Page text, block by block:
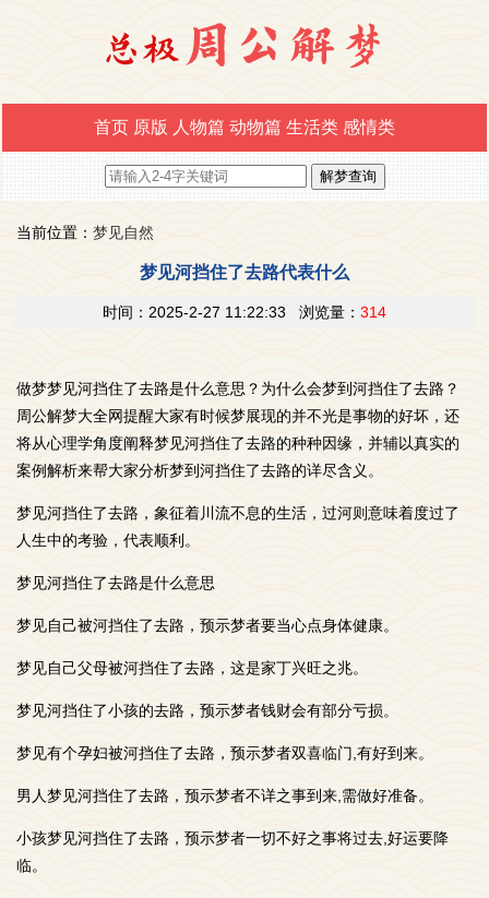
首页 原版 人物篇 动物篇 生活类 感情类
当前位置： 梦见自然
梦见河挡住了去路代表什么
时间：2025-2-27 11:22:33 浏览量： 314
做梦梦见河挡住了去路是什么意思？为什么会梦到河挡住了去路？
周公解梦大全网提醒大家有时候梦展现的并不光是事物的好坏，还
将从心理学角度阐释梦见河挡住了去路的种种因缘，并辅以真实的
案例解析来帮大家分析梦到河挡住了去路的详尽含义。
梦见河挡住了去路，象征着川流不息的生活，过河则意味着度过了
人生中的考验，代表顺利。
梦见河挡住了去路是什么意思
梦见自己被河挡住了去路，预示梦者要当心点身体健康。
梦见自己父母被河挡住了去路，这是家丁兴旺之兆。
梦见河挡住了小孩的去路，预示梦者钱财会有部分亏损。
梦见有个孕妇被河挡住了去路，预示梦者双喜临门,有好到来。
男人梦见河挡住了去路，预示梦者不详之事到来,需做好准备。
小孩梦见河挡住了去路，预示梦者一切不好之事将过去,好运要降
临。